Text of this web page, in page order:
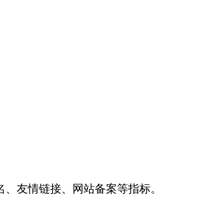
友情链接、网站备案等指标。